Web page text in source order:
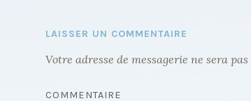
G
T
I
LAISSER UN COMMENTAIRE
Votre adresse de messagerie ne sera
COMMENTAIRE